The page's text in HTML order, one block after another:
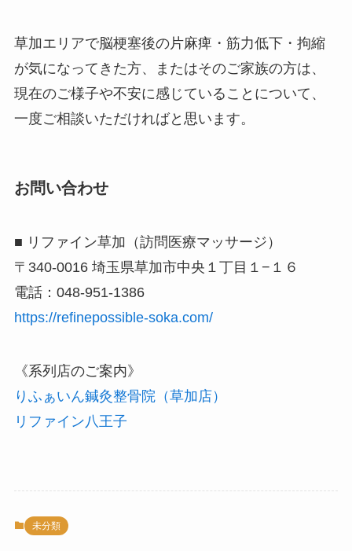
草加エリアで脳梗塞後の片麻痺・筋力低下・拘縮
が気になってきた方、またはそのご家族の方は、
現在のご様子や不安に感じていることについて、
一度ご相談いただければと思います。
お問い合わせ
■ リファイン草加（訪問医療マッサージ）
〒340-0016 埼玉県草加市中央１丁目１−１６
電話：048-951-1386
https://refinepossible-soka.com/
《系列店のご案内》
りふぁいん鍼灸整骨院（草加店）
リファイン八王子
未分類